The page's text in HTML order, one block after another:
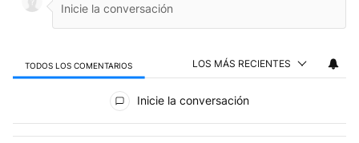
TODOS LOS COMENTARIOS LOS MÁS RECIENTES
Todos los comentarios
Inicie la conversación